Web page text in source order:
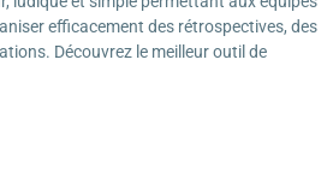
efficacement des rétrospectives, des
Découvrez le meilleur outil de